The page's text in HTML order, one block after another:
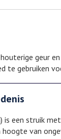
geur
te gebruiken
een struik
hoogte van